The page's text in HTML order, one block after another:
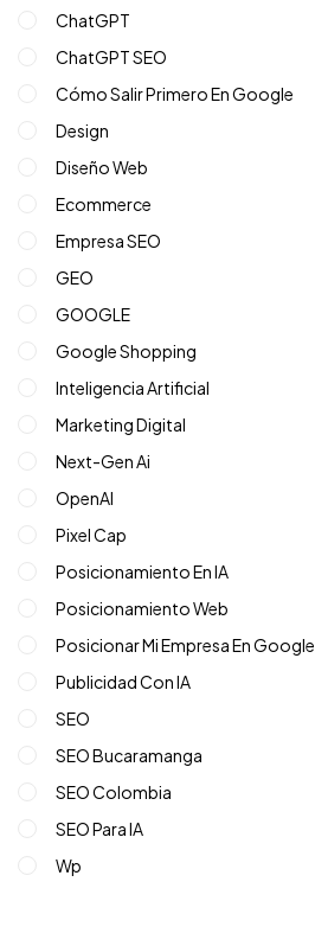
ChatGPT
ChatGPT SEO
Cómo Salir Primero En Google
Design
Diseño Web
Ecommerce
Empresa SEO
GEO
GOOGLE
Google Shopping
Inteligencia Artificial
Marketing Digital
Next-Gen Ai
OpenAI
Pixel Cap
Posicionamiento En IA
Posicionamiento Web
Posicionar Mi Empresa En Google
Publicidad Con IA
SEO
SEO Bucaramanga
SEO Colombia
SEO Para IA
Wp